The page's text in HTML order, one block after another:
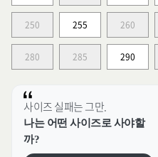
250 255 260
280 285 290
사이즈 실패는 그만.
나는 어떤 사이즈로 사야할
까?